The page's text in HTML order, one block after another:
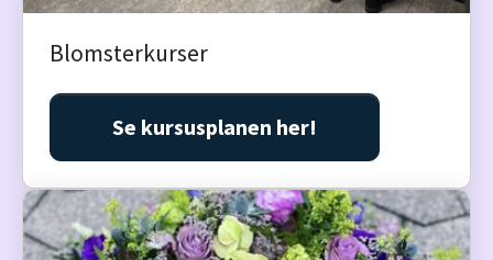
Blomsterkurser
Se kursusplanen her!